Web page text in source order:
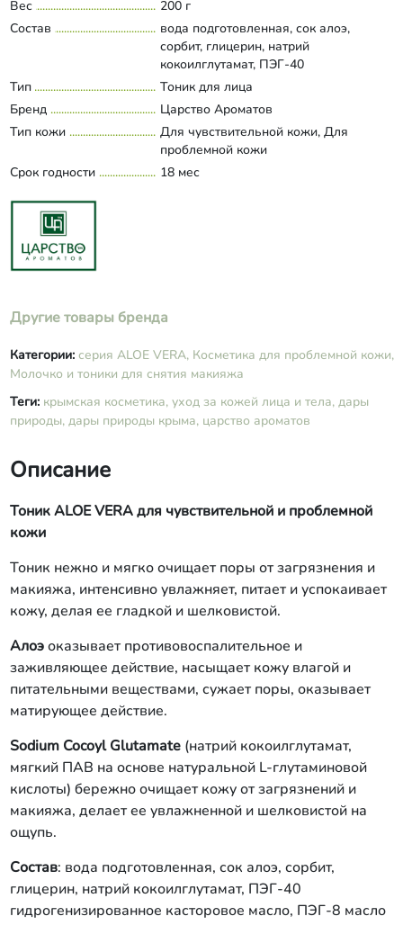
Вес
200 г
Состав
вода подготовленная, сок алоэ,
сорбит, глицерин, натрий
кокоилглутамат, ПЭГ-40
гидрогенизированное касторовое
масло, ПЭГ-8 масло зародышей
пшеницы, ПЭГ-8 масло макадамии,
калия сорбат, молочная кислота,
масло эфирное петитгрейна, масло
эфирное апельсина (Лимонен).
Развернуть состав
Тип
Тоник для лица
Бренд
Царство Ароматов
Тип кожи
Для чувствительной кожи, Для
проблемной кожи
Срок годности
18 мес
Другие товары бренда
Категории: серия ALOE VERA, Косметика для проблемной кожи,
Молочко и тоники для снятия макияжа
Теги: крымская косметика, уход за кожей лица и тела, дары
природы, дары природы крыма, царство ароматов
Описание
Тоник ALOE VERA для чувствительной и проблемной
кожи
Тоник нежно и мягко очищает поры от загрязнения и
макияжа, интенсивно увлажняет, питает и успокаивает
кожу, делая ее гладкой и шелковистой.
Алоэоказывает противовоспалительное и
заживляющее действие, насыщает кожу влагой и
питательными веществами, сужает поры, оказывает
матирующее действие.
Sodium Cocoyl Glutamate(натрий кокоилглутамат,
мягкий ПАВ на основе натуральной L-глутаминовой
кислоты) бережно очищает кожу от загрязнений и
макияжа, делает ее увлажненной и шелковистой на
ощупь.
Состав: вода подготовленная, сок алоэ, сорбит,
глицерин, натрий кокоилглутамат, ПЭГ-40
гидрогенизированное касторовое масло, ПЭГ-8 масло